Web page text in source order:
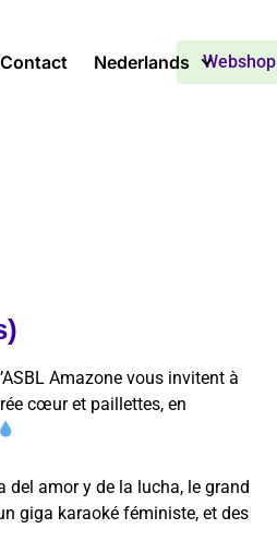
Contact Nederlands Webshop
Amazone vous invitent à
cœur et paillettes, en
del amor y de la lucha, le grand
giga karaoké féministe, et des